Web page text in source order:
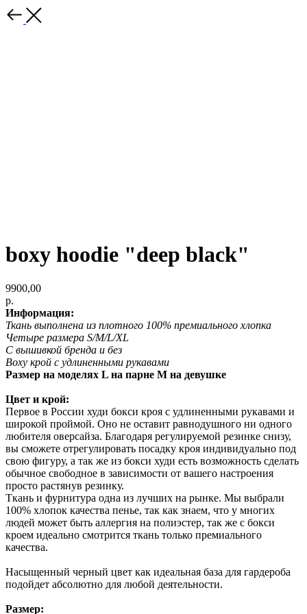
boxy hoodie "deep black"
9900,00
р.
Информация:
Ткань выполнена из плотного 100% премиального хлопка
Четыре размера S/M/L/XL
С вышивкой бренда и без
Boxy крой с удлиненными рукавами
Размер на моделях L на парне M на девушке
Цвет и крой:
Первое в России худи бокси кроя с удлиненными рукавами и
широкой проймой. Оно не оставит равнодушного ни одного
любителя оверсайза. Благодаря регулируемой резинке снизу,
вы сможете отрегулировать посадку кроя индивидуально под
свою фигуру, а так же из бокси худи есть возможность сделать
обычное свободное в зависимости от вашего настроения
просто растянув резинку.
Ткань и фурнитура одна из лучших на рынке. Мы выбрали
100% хлопок качества пенье, так как знаем, что у многих
людей может быть аллергия на полиэстер, так же с бокси
кроем идеально смотрится ткань только премиального
качества.
Насыщенный черный цвет как идеальная база для гардероба
подойдет абсолютно для любой деятельности.
Размер: